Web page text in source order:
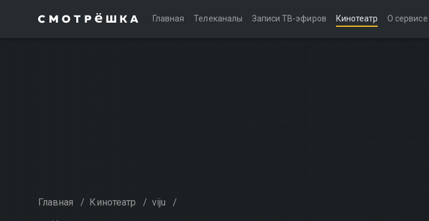
Главная Телеканалы Записи ТВ-эфиров Кинотеатр О сервисе
Главная / Кинотеатр / viju /